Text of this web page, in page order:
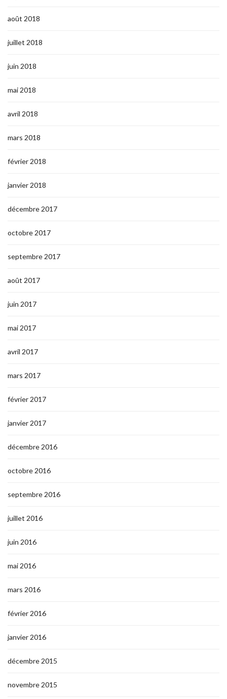
août 2018
juillet 2018
juin 2018
mai 2018
avril 2018
mars 2018
février 2018
janvier 2018
décembre 2017
octobre 2017
septembre 2017
août 2017
juin 2017
mai 2017
avril 2017
mars 2017
février 2017
janvier 2017
décembre 2016
octobre 2016
septembre 2016
juillet 2016
juin 2016
mai 2016
mars 2016
février 2016
janvier 2016
décembre 2015
novembre 2015